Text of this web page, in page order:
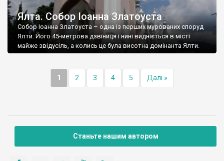
Ялта. Собор Іоанна Златоуста
Собор Іоанна Златоуста – одна із перших мурованих споруд
Ялти. Його 45-метрова дзвіниця і нині видніється в місті
майже звідусіль, а колись це була висотна домінанта Ялти.
1 2 3 4 5 Далі »
Станьте нашим автором